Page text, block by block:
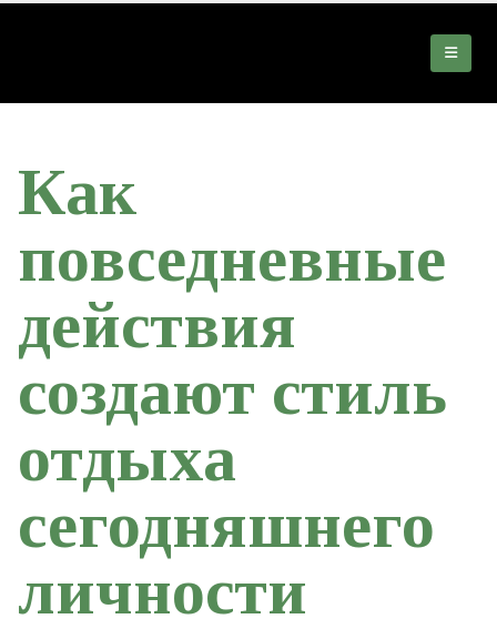
Как
повседневные
действия
создают стиль
отдыха
сегодняшнего
личности